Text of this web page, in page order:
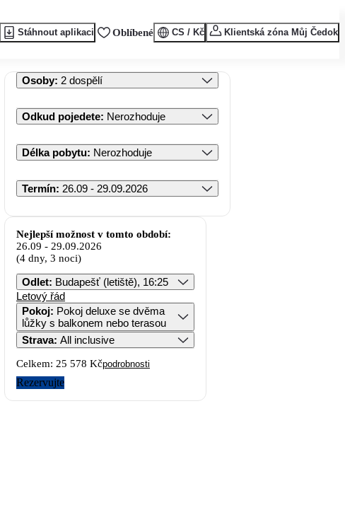
Stáhnout aplikaci Oblíbené CS / Kč Klientská zóna Můj Čedok
Osoby: 2 dospělí
Odkud pojedete: Nerozhoduje
Délka pobytu: Nerozhoduje
Termín: 26.09 - 29.09.2026
Nejlepší možnost v tomto období:
26.09 - 29.09.2026
(4 dny, 3 noci)
Odlet: Budapešť (letiště), 16:25
Letový řád
Pokoj: Pokoj deluxe se dvěma
lůžky s balkonem nebo terasou
Strava: All inclusive
Celkem: 25 578 Kčpodrobnosti
Rezervujte